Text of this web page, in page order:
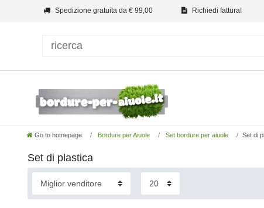
Spedizione gratuita da € 99,00 Richiedi fattura!
Go to homepage Bordure per Aiuole Set bordure per aiuole Set di
Set di plastica